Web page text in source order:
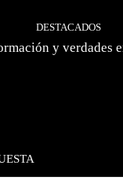
DESTACADOS
y verdades